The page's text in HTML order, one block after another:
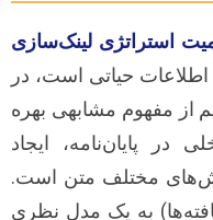
استراتژی لینک‌سازی
اطلاعات حیاتی است، در
از مفهوم مشابهی بهره
در پایان‌نامه، ایجاد
مختلف متن است.
به یک مدل نظری